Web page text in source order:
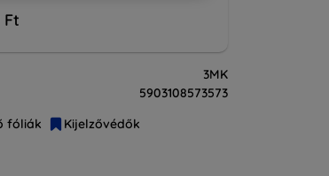
Ft
3MK
5903108573573
fóliák Kijelzővédők